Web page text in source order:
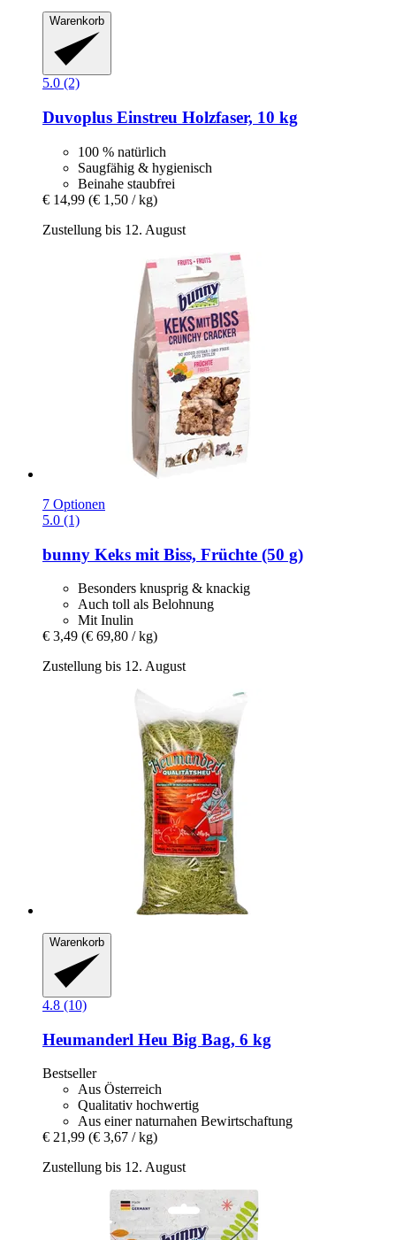
Warenkorb
5.0 (2)
Duvoplus Einstreu Holzfaser, 10 kg
100 % natürlich
Saugfähig & hygienisch
Beinahe staubfrei
€ 14,99 (€ 1,50 / kg)
Zustellung bis 12. August
7 Optionen
5.0 (1)
bunny Keks mit Biss, Früchte (50 g)
Besonders knusprig & knackig
Auch toll als Belohnung
Mit Inulin
€ 3,49 (€ 69,80 / kg)
Zustellung bis 12. August
Warenkorb
4.8 (10)
Heumanderl Heu Big Bag, 6 kg
Bestseller
Aus Österreich
Qualitativ hochwertig
Aus einer naturnahen Bewirtschaftung
€ 21,99 (€ 3,67 / kg)
Zustellung bis 12. August